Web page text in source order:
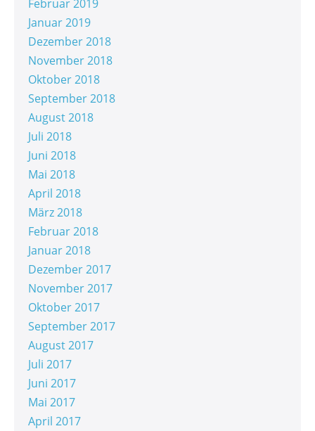
Februar 2019
Januar 2019
Dezember 2018
November 2018
Oktober 2018
September 2018
August 2018
Juli 2018
Juni 2018
Mai 2018
April 2018
März 2018
Februar 2018
Januar 2018
Dezember 2017
November 2017
Oktober 2017
September 2017
August 2017
Juli 2017
Juni 2017
Mai 2017
April 2017